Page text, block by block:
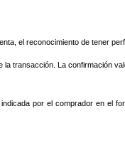
el reconocimiento de tener
transacción. La confirmación
por el comprador en el